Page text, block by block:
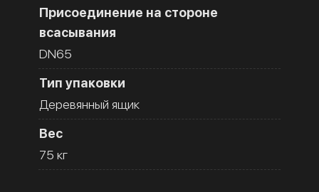
Присоединение на стороне
всасывания
DN65
Тип упаковки
Деревянный ящик
Вес
75 кг